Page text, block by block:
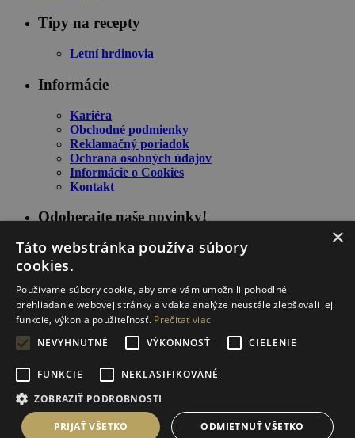
Tipy na recepty
Letní hrdinovia
Informácie
Kariéra
Obchodné podmienky
Reklamačný poriadok
Ochrana osobných údajov
Informácie o Cookies
Kontakt
Odoberajte naše novinky!
ponukách.
Stránka je chránená proti spamu pomocou reCAPTCHA od Google (
podmienky služby ).
×
Táto webstránka používa súbory
cookies.
Používame súbory cookie, aby sme vám umožnili pohodlné
prehliadanie webovej stránky a vďaka analýze neustále zlepšovali jej
funkcie, výkon a použiteľnosť. Prečítať viac
NEVYHNUTNÉ
VÝKONNOSŤ CIELENIE
FUNKCIE
NEKLASIFIKOVANÉ
ZOBRAZIŤ PODROBNOSTI
PRIJAŤ VŠETKO ODMIETNUŤ VŠETKO